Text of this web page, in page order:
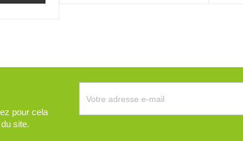
pour cela
site.